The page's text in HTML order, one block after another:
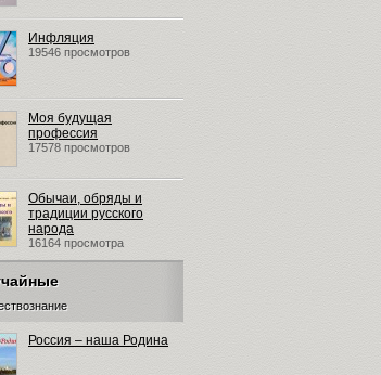
Инфляция
19546 просмотров
Моя будущая
профессия
17578 просмотров
Обычаи, обряды и
традиции русского
народа
16164 просмотра
Россия – наша Родина